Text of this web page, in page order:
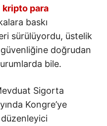
kripto para
baskı
sürülüyordu, üstelik
doğrudan
bile.
Sigorta
Kongre’ye